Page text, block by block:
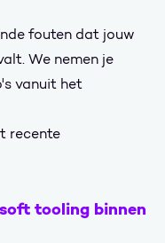
fouten dat jouw
We nemen je
vanuit het
recente
tooling binnen